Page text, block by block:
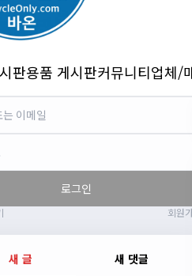
판용품 게시판커뮤니티업체/
로그인
회원
새 글 새 댓글
2/16/2025
아15:14:23
하신 분들 모두 안라하세요~~
20:17:55
이랑 안라가 몬가요?
은 시즌이 시작됬다는거고 안라는
라이딩으로 알고있습니다
아03:19:07
곧 다가오네요 ^^ 모두 안전한 라이
기 바랍니다